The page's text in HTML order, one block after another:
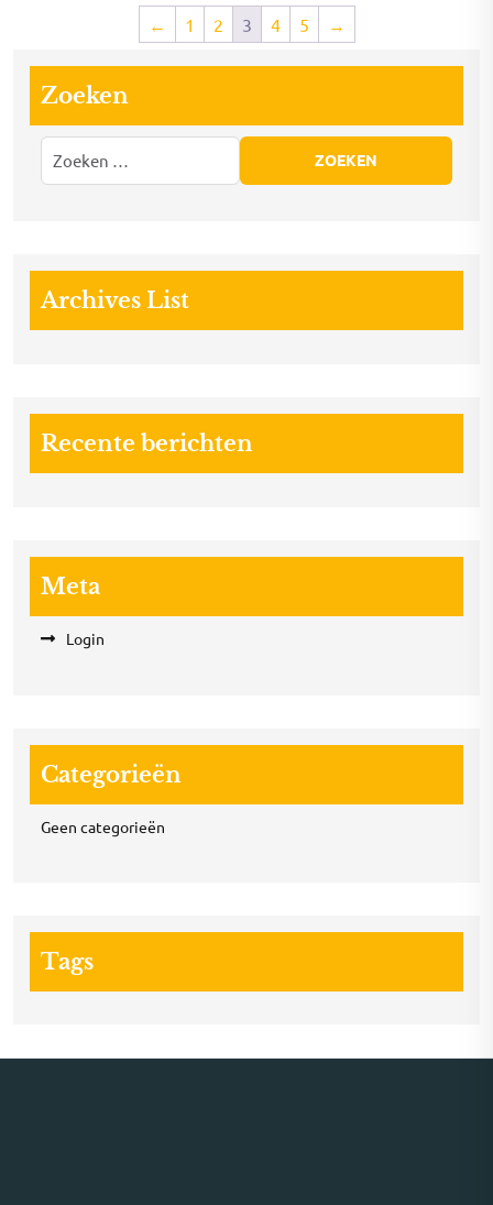
← 1 2 3 4 5 →
Zoeken
Archives List
Recente berichten
Meta
Login
Categorieën
Geen categorieën
Tags